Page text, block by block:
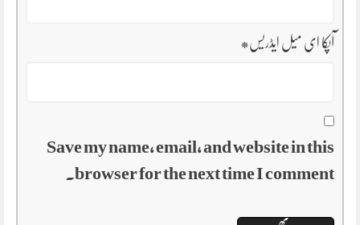
آپکا ای میل ایڈریس*
Save my name, email, and website in this
browser for the next time I comment.